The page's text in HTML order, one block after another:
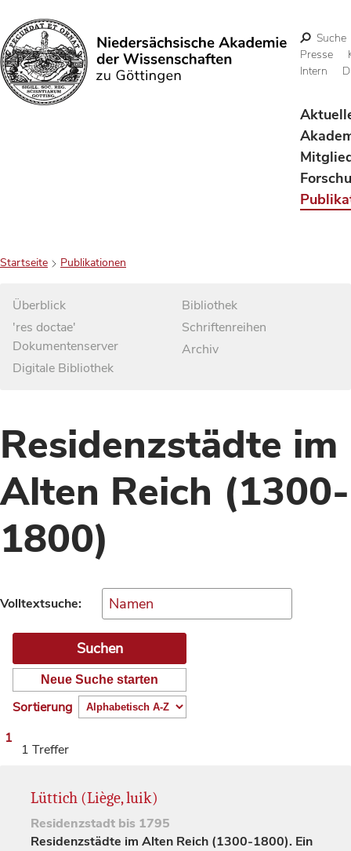
Suchen
Suche
Presse
Intern
Startseite Publikationen
Überblick
'res doctae'
Dokumentenserver
Digitale Bibliothek
Bibliothek
Schriftenreihen
Archiv
Residenzstädte im
Alten Reich (1300-
1800)
Volltextsuche:
Neue Suche starten
Sortierung
1
1 Treffer
Lüttich (Liège, luik)
Residenzstadt bis 1795
Residenzstädte im Alten Reich (1300-1800). Ein